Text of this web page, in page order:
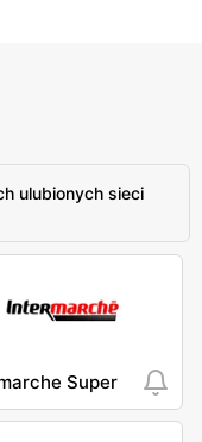
ulubionych sieci
Super